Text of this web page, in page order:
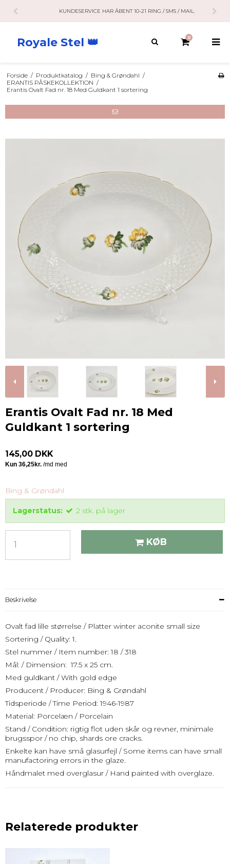
KUNDESERVICE HAR ÅBENT 10-21 RING / SMS / MAIL.
Royale Stel 👑 0
Forside / Produktkatalog / Bing & Grøndahl /
ERANTIS PÅSKEKOLLEKTION /
Erantis Ovalt Fad nr. 18 Med Guldkant 1 sortering
Erantis Ovalt Fad nr. 18 Med
Guldkant 1 sortering
145,00 DKK
Bing & Grøndahl
Lagerstatus: 2 stk. på lager
KØB
Beskrivelse
Ovalt fad lille størrelse / Platter winter aconite small size
Sortering / Quality: 1.
Stel nummer / Item number: 18 / 318
Mål: / Dimension: 17.5 x 25 cm.
Med guldkant / With gold edge
Producent / Producer: Bing & Grøndahl
Tidsperiode / Time Period: 1946-1987
Material: Porcelæn / Porcelain
Stand / Condition: rigtig flot uden skår og revner, minimale
brugsspor / no chip, shards ore cracks.
Enkelte kan have små glasurfejl / Some items can have small
manufactoring errors in the glaze.
Håndmalet med overglasur / Hand painted with overglaze.
Relaterede produkter